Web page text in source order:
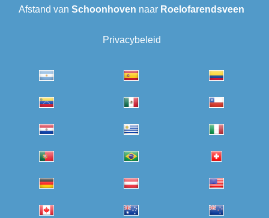
Afstand van Schoonhoven naar Roelofarendsveen
Privacybeleid